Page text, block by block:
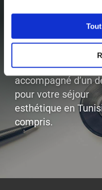
AZ Esthétique
possibilité de
d’un diagnostic
accompagné d’un
pour votre séjour
esthétique en
compris.